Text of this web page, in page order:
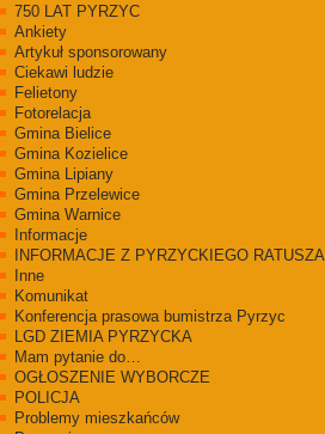
750 LAT PYRZYC
Ankiety
Artykuł sponsorowany
Ciekawi ludzie
Felietony
Fotorelacja
Gmina Bielice
Gmina Kozielice
Gmina Lipiany
Gmina Przelewice
Gmina Warnice
Informacje
INFORMACJE Z PYRZYCKIEGO RATUSZA
Inne
Komunikat
Konferencja prasowa bumistrza Pyrzyc
LGD ZIEMIA PYRZYCKA
Mam pytanie do…
OGŁOSZENIE WYBORCZE
POLICJA
Problemy mieszkańców